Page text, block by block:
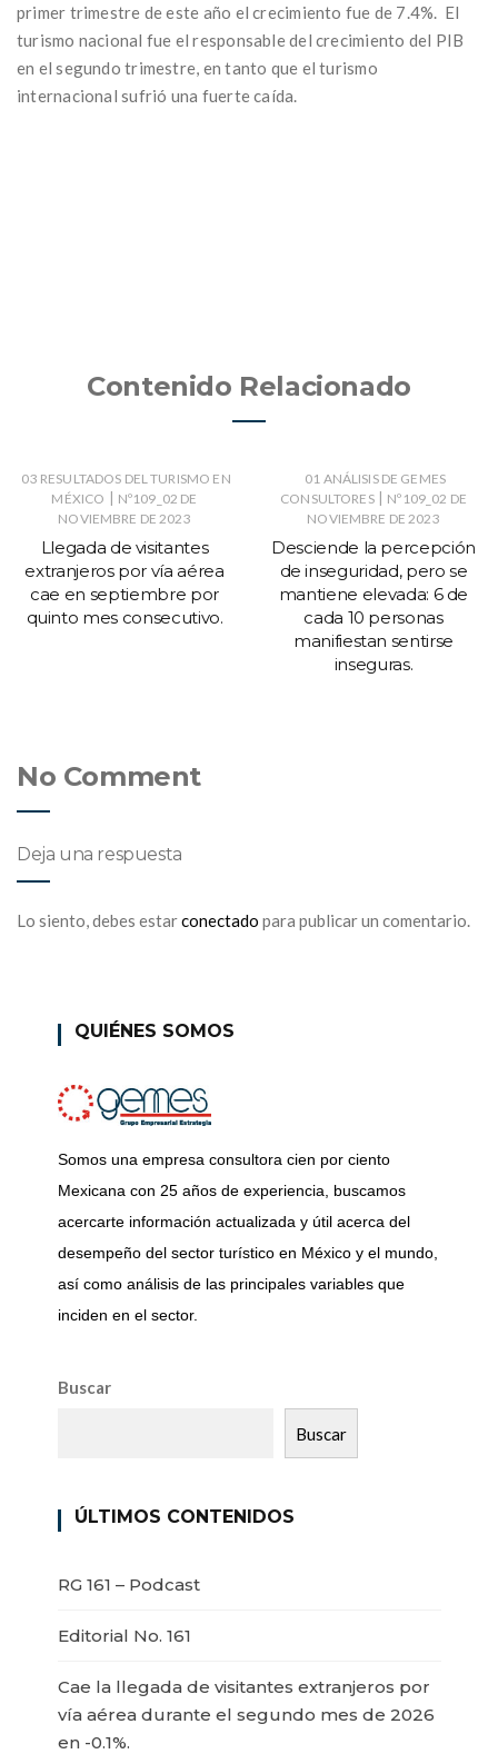
primer trimestre de este año el crecimiento fue de 7.4%. El
turismo nacional fue el responsable del crecimiento del PIB
en el segundo trimestre, en tanto que el turismo
internacional sufrió una fuerte caída.
Contenido Relacionado
03 RESULTADOS DEL TURISMO EN
MÉXICO
Nº109_02 DE
NOVIEMBRE DE 2023
Llegada de visitantes
extranjeros por vía aérea
cae en septiembre por
quinto mes consecutivo.
01 ANÁLISIS DE GEMES
CONSULTORES
Nº109_02 DE
NOVIEMBRE DE 2023
Desciende la percepción
de inseguridad, pero se
mantiene elevada: 6 de
cada 10 personas
manifiestan sentirse
inseguras.
No Comment
Deja una respuesta
Lo siento, debes estarconectado para publicar un comentario.
QUIÉNES SOMOS
Somos una empresa consultora cien por ciento
Mexicana con 25 años de experiencia, buscamos
acercarte información actualizada y útil acerca del
desempeño del sector turístico en México y el mundo,
así como análisis de las principales variables que
inciden en el sector.
Buscar
Buscar
ÚLTIMOS CONTENIDOS
RG 161 – Podcast
Editorial No. 161
Cae la llegada de visitantes extranjeros por
vía aérea durante el segundo mes de 2026
en -0.1%.